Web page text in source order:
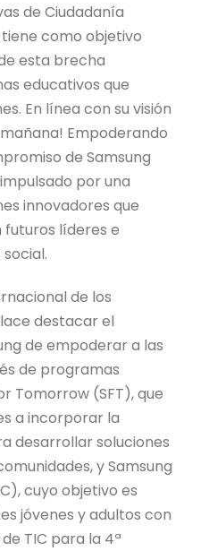
de Ciudadanía
como objetivo
esta brecha
educativos que
En línea con su visión
mañana! Empoderando
de Samsung
por una
innovadores que
líderes e
de los
destacar el
de empoderar a las
de programas
Tomorrow (SFT), que
a incorporar la
desarrollar soluciones
y Samsung
cuyo objetivo es
jóvenes y adultos con
TIC para la 4ª